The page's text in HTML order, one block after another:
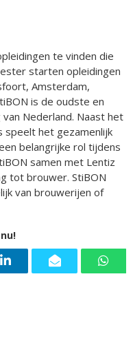
te vinden die
starten opleidingen
Amsterdam,
is de oudste en
Nederland. Naast het
speelt het gezamenlijk
belangrijke rol tijdens
samen met Lentiz
tot brouwer. StiBON
van brouwerijen of